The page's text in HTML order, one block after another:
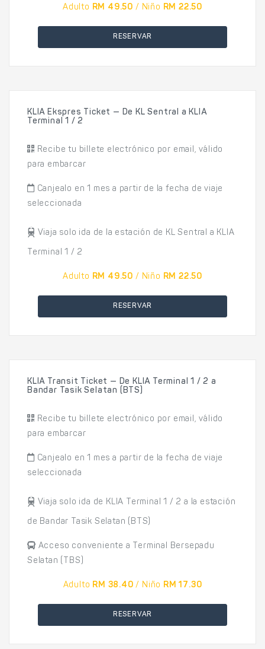
Adulto RM 49.50 / Niño RM 22.50
RESERVAR
KLIA Ekspres Ticket — De KL Sentral a KLIA
Terminal 1 / 2
Recibe tu billete electrónico por email, válido
para embarcar
Canjealo en 1 mes a partir de la fecha de viaje
seleccionada
Viaja solo ida de la estación de KL Sentral a KLIA
Terminal 1 / 2
Adulto RM 49.50 / Niño RM 22.50
RESERVAR
KLIA Transit Ticket — De KLIA Terminal 1 / 2 a
Bandar Tasik Selatan (BTS)
Recibe tu billete electrónico por email, válido
para embarcar
Canjealo en 1 mes a partir de la fecha de viaje
seleccionada
Viaja solo ida de KLIA Terminal 1 / 2 a la estación
de Bandar Tasik Selatan (BTS)
Acceso conveniente a Terminal Bersepadu
Selatan (TBS)
Adulto RM 38.40 / Niño RM 17.30
RESERVAR